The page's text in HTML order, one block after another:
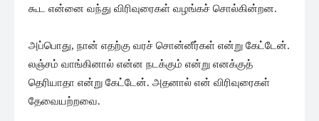
கூட என்னை வந்து விரிவுரைகள் வழங்கச் சொல்கின்றன.
அப்பொது, நான் எதற்கு வரச் சொன்னீர்கள் என்று கேட்டேன்.
லஞ்சம் வாங்கினால் என்ன நடக்கும் என்று எனக்குத்
தெரியாதா என்று கேட்டேன். அதனால் என் விரிவுரைகள்
தேவையற்றவை.